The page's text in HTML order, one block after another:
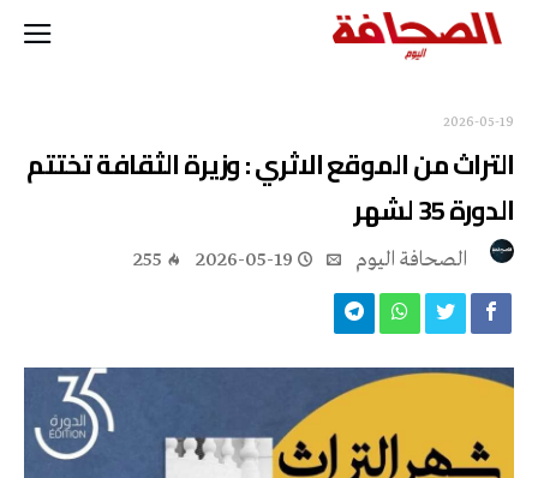
2026-05-19
التراث من الموقع الاثري : وزيرة الثقافة تختتم
الدورة 35 لشهر
2026-05-19
255